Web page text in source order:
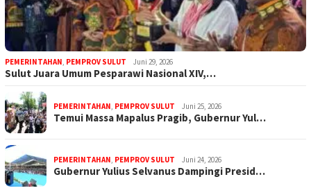
PEMERINTAHAN, PEMPROV SULUT Juni 29, 2026
Sulut Juara Umum Pesparawi Nasional XIV,…
PEMERINTAHAN, PEMPROV SULUT Juni 25, 2026
Temui Massa Mapalus Pragib, Gubernur Yul…
PEMERINTAHAN, PEMPROV SULUT Juni 24, 2026
Gubernur Yulius Selvanus Dampingi Presid…